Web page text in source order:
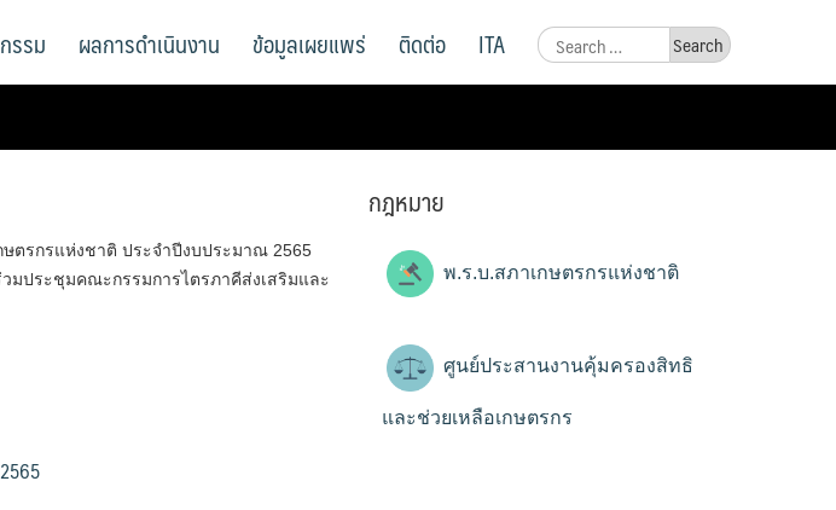
Search
for:
รรม ผลการดำเนินงาน ข้อมูลเผยแพร่ ติดต่อ ITA
ตรกรแห่งชาติ ประจำปีงบประมาณ 2565
มประชุมคณะกรรมการไตรภาคีส่งเสริมและ
กฎหมาย
พ.ร.บ.สภาเกษตรกรแห่งชาติ
ศูนย์ประสานงานคุ้มครองสิทธิ
และช่วยเหลือเกษตรกร